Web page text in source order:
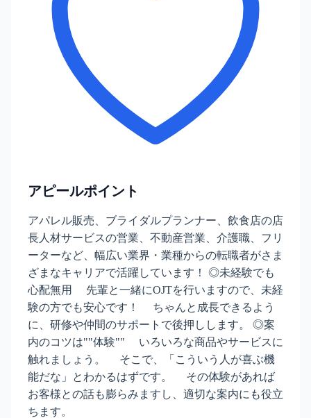
アピールポイント
アパレル販売、ブライダルプランナー、飲食店の店
長人材サービスの営業、不動産営業、介護職、フリ
ーターなど、幅広い業界・業種からの転職者がさま
ざまなキャリアで活躍しています！ ◎未経験でも
心配無用 先輩と一緒にOJTを行いますので、未経
験の方でも安心です！ ちゃんと成長できるよう
に、研修や仲間のサポートで後押しします。 ◎案
内のコツは""体験"" いろいろな商品やサービスに
触れましょう。 そこで、「こういう人が喜ぶ機
能だな」とわかるはずです。 その体験があれば
お客様との話も膨らみますし、適切な案内にも役立
ちます。